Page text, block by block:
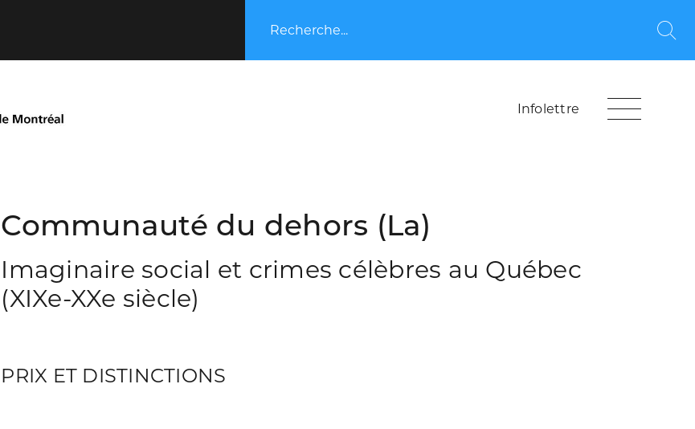
Recherche...
Infolettre
Communauté du dehors (La)
Imaginaire social et crimes célèbres au Québec
(XIXe-XXe siècle)
PRIX ET DISTINCTIONS